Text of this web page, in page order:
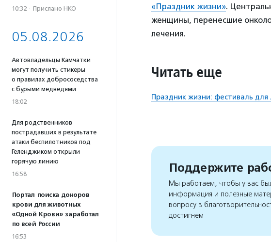
10:32 · Прислано НКО
05.08.2026
Автовладельцы Камчатки
могут получить стикеры
о правилах добрососедства
с бурыми медведями
18:02
Для родственников
пострадавших в результате
атаки беспилотников под
Геленджиком открыли
горячую линию
16:58
Портал поиска доноров
крови для животных
«Одной Крови» заработал
по всей России
16:53
«Праздник жизни».
женщины, перенесшие
лечения.
Читать еще
Праздник жизни: фестиваль
Поддержите
Мы работаем, чтобы у вас
информация и полезные
вопросу в
достигнем